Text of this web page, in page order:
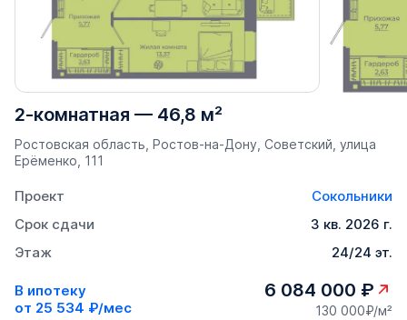
2-комнатная — 46,8 м²
Ростовская область, Ростов-на-Дону, Советский, улица
Ерёменко, 111
Проект
Сокольники
Срок сдачи
3 кв. 2026 г.
Этаж
24/24 эт.
В ипотеку
от 25 534 ₽/мес
6 084 000 ₽
130 000₽/м²